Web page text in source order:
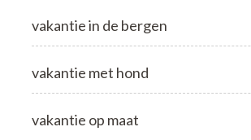
vakantie in de bergen
vakantie met hond
vakantie op maat